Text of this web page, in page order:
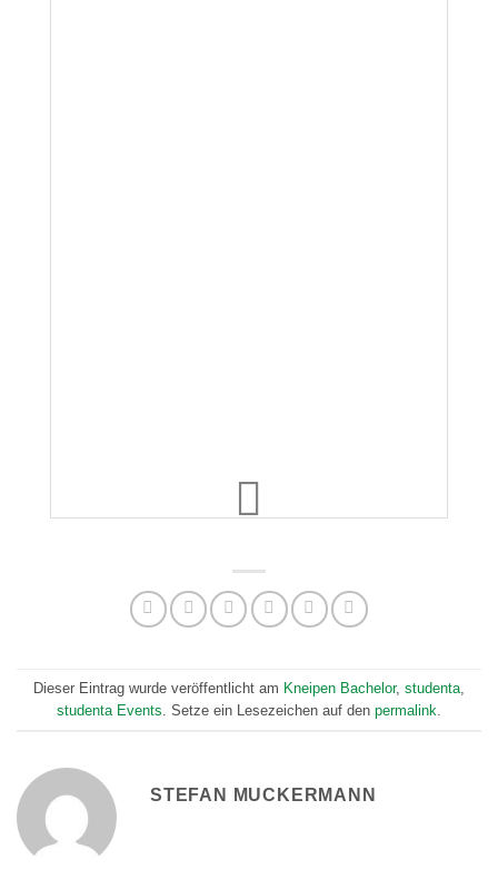
Dieser Eintrag wurde veröffentlicht am Kneipen Bachelor, studenta
studenta Events . Setze ein Lesezeichen auf den permalink
STEFAN MUCKERMANN